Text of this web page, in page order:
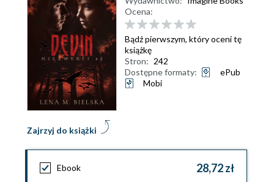
Zajrzyj do książki
Ocena:
Bądź pierwszym, który oceni tę
książkę
Stron: 242
Dostępne formaty:
ePub
Mobi
Ebook 28,72 zł